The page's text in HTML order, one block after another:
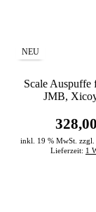
NEU
Scale Auspuffe
JMB,
inkl. 19 % MwSt. zzgl.
Lieferzeit: 1